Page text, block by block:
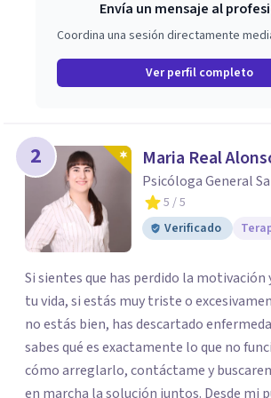
Envía un mensaje al
Coordina una sesión directamente
Ver perfil completo
2 Maria Real
Psicóloga General
5 / 5
Verificado
Si sientes que has perdido la
tu vida, si estás muy triste o excesivamente nervioso/a. Si
no estás bien, has descartado
sabes qué es exactamente lo que no
cómo arreglarlo, contáctame y
en marcha la solución juntos. Desde mi punto de vista,